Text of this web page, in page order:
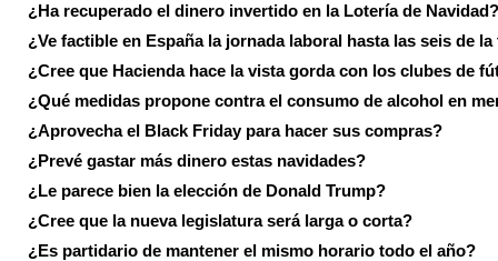
¿Ha recuperado el dinero invertido en la Lotería de Navidad?
¿Ve factible en España la jornada laboral hasta las seis de la
¿Cree que Hacienda hace la vista gorda con los clubes de
¿Qué medidas propone contra el consumo de alcohol en
¿Aprovecha el Black Friday para hacer sus compras?
¿Prevé gastar más dinero estas navidades?
¿Le parece bien la elección de Donald Trump?
¿Cree que la nueva legislatura será larga o corta?
¿Es partidario de mantener el mismo horario todo el año?